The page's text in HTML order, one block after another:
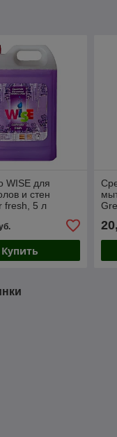
WISE для
и стен
fresh, 5 л
Купить